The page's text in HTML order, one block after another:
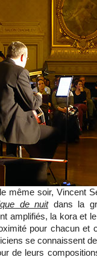
même soir, Vincent
de nuitdans la
amplifiés, la kora et
pour chacun et
se connaissent
de leurs